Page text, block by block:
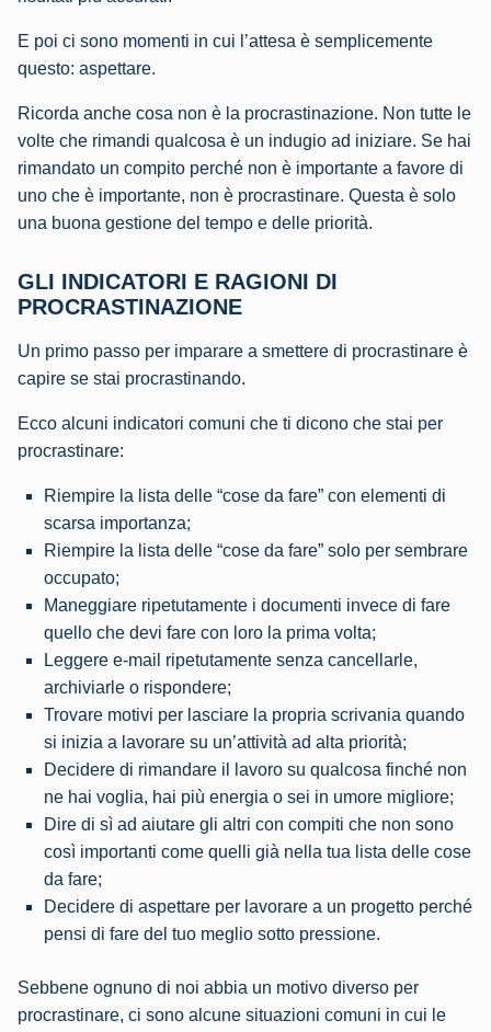
E poi ci sono momenti in cui l’attesa è semplicemente
questo: aspettare.
Ricorda anche cosa non è la procrastinazione. Non tutte le
volte che rimandi qualcosa è un indugio ad iniziare. Se hai
rimandato un compito perché non è importante a favore di
uno che è importante, non è procrastinare. Questa è solo
una buona gestione del tempo e delle priorità.
GLI INDICATORI E RAGIONI DI
PROCRASTINAZIONE
Un primo passo per imparare a smettere di procrastinare è
capire se stai procrastinando.
Ecco alcuni indicatori comuni che ti dicono che stai per
procrastinare:
Riempire la lista delle “cose da fare” con elementi di
scarsa importanza;
Riempire la lista delle “cose da fare” solo per sembrare
occupato;
Maneggiare ripetutamente i documenti invece di fare
quello che devi fare con loro la prima volta;
Leggere e-mail ripetutamente senza cancellarle,
archiviarle o rispondere;
Trovare motivi per lasciare la propria scrivania quando
si inizia a lavorare su un’attività ad alta priorità;
Decidere di rimandare il lavoro su qualcosa finché non
ne hai voglia, hai più energia o sei in umore migliore;
Dire di sì ad aiutare gli altri con compiti che non sono
così importanti come quelli già nella tua lista delle cose
da fare;
Decidere di aspettare per lavorare a un progetto perché
pensi di fare del tuo meglio sotto pressione.
Sebbene ognuno di noi abbia un motivo diverso per
procrastinare, ci sono alcune situazioni comuni in cui le